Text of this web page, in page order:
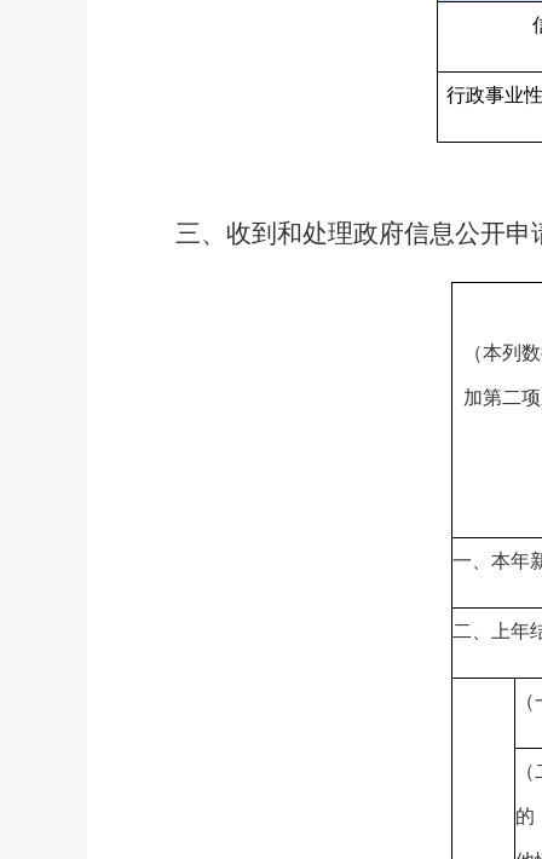
行政事业
三、收到和处理政府信息公开申
（本列
加第二
一、本年
二、上年
的